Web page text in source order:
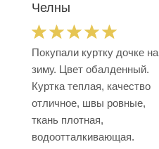
Челны
Покупали куртку дочке на
зиму. Цвет обалденный.
Куртка теплая, качество
отличное, швы ровные,
ткань плотная,
водоотталкивающая.